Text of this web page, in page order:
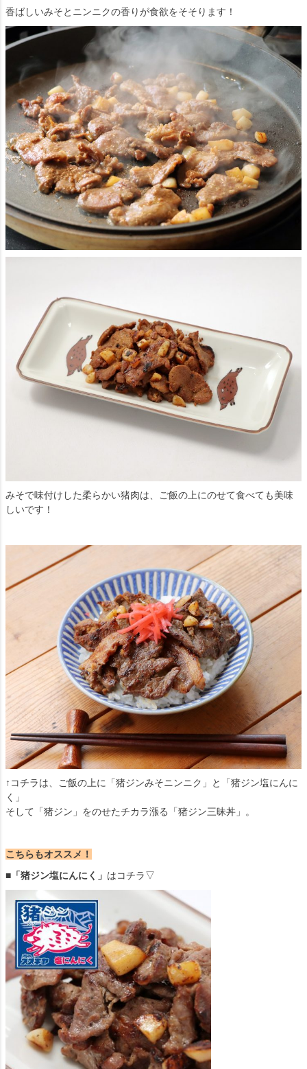
香ばしいみそとニンニクの香りが食欲をそそります！
みそで味付けした柔らかい猪肉は、ご飯の上にのせて食べても美味
しいです！
↑コチラは、ご飯の上に「猪ジンみそニンニク」と「猪ジン塩にんに
く」
そして「猪ジン」をのせたチカラ漲る「猪ジン三昧丼」。
こちらもオススメ！
■「猪ジン塩にんにく」 はコチラ▽